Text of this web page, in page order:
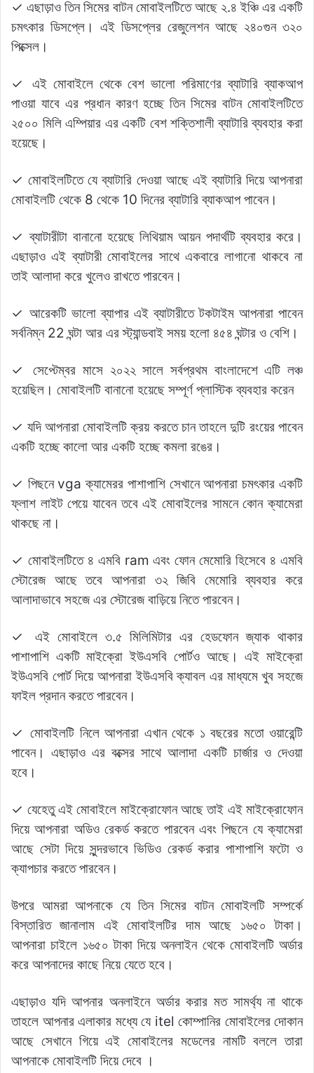
✓ এছাড়াও তিন সিমের বাটন মোবাইলটিতে আছে ২.৪ ইঞ্চি এর একটি
চমৎকার ডিসপ্লে। এই ডিসপ্লের রেজুলেশন আছে ২৪০গুন ৩২০
পিক্সেল।
✓ এই মোবাইলে থেকে বেশ ভালো পরিমাণের ব্যাটারি ব্যাকআপ
পাওয়া যাবে এর প্রধান কারণ হচ্ছে তিন সিমের বাটন মোবাইলটিতে
২৫০০ মিলি এম্পিয়ার এর একটি বেশ শক্তিশালী ব্যাটারি ব্যবহার করা
হয়েছে।
✓ মোবাইলটিতে যে ব্যাটারি দেওয়া আছে এই ব্যাটারি দিয়ে আপনারা
মোবাইলটি থেকে 8 থেকে 10 দিনের ব্যাটারি ব্যাকআপ পাবেন।
✓ ব্যাটারীটা বানানো হয়েছে লিথিয়াম আয়ন পদার্থটি ব্যবহার করে।
এছাড়াও এই ব্যাটারী মোবাইলের সাথে একবারে লাগানো থাকবে না
তাই আলাদা করে খুলেও রাখতে পারবেন।
✓ আরেকটি ভালো ব্যাপার এই ব্যাটারীতে টকটাইম আপনারা পাবেন
সর্বনিম্ন 22 ঘন্টা আর এর স্ট্যান্ডবাই সময় হলো ৪৫৪ ঘন্টার ও বেশি।
✓ সেপ্টেম্বর মাসে ২০২২ সালে সর্বপ্রথম বাংলাদেশে এটি লঞ্চ
হয়েছিল। মোবাইলটি বানানো হয়েছে সম্পূর্ণ প্লাস্টিক ব্যবহার করেন
✓ যদি আপনারা মোবাইলটি ক্রয় করতে চান তাহলে দুটি রংয়ের পাবেন
একটি হচ্ছে কালো আর একটি হচ্ছে কমলা রঙের।
✓ পিছনে vga ক্যামেরর পাশাপাশি সেখানে আপনারা চমৎকার একটি
ফ্লাশ লাইট পেয়ে যাবেন তবে এই মোবাইলের সামনে কোন ক্যামেরা
থাকছে না।
✓ মোবাইলটিতে ৪ এমবি ram এবং ফোন মেমোরি হিসেবে ৪ এমবি
স্টোরেজ আছে তবে আপনারা ৩২ জিবি মেমোরি ব্যবহার করে
আলাদাভাবে সহজে এর স্টোরেজ বাড়িয়ে নিতে পারবেন।
✓ এই মোবাইলে ৩.৫ মিলিমিটার এর হেডফোন জ্যাক থাকার
পাশাপাশি একটি মাইক্রো ইউএসবি পোর্টও আছে। এই মাইক্রো
ইউএসবি পোর্ট দিয়ে আপনারা ইউএসবি ক্যাবল এর মাধ্যমে খুব সহজে
ফাইল প্রদান করতে পারবেন।
✓ মোবাইলটি নিলে আপনারা এখান থেকে ১ বছরের মতো ওয়ারেন্টি
পাবেন। এছাড়াও এর বক্সের সাথে আলাদা একটি চার্জার ও দেওয়া
হবে।
✓ যেহেতু এই মোবাইলে মাইক্রোফোন আছে তাই এই মাইক্রোফোন
দিয়ে আপনারা অডিও রেকর্ড করতে পারবেন এবং পিছনে যে ক্যামেরা
আছে সেটা দিয়ে সুন্দরভাবে ভিডিও রেকর্ড করার পাশাপাশি ফটো ও
ক্যাপচার করতে পারবেন।
উপরে আমরা আপনাকে যে তিন সিমের বাটন মোবাইলটি সম্পর্কে
বিস্তারিত জানালাম এই মোবাইলটির দাম আছে ১৬৫০ টাকা।
আপনারা চাইলে ১৬৫০ টাকা দিয়ে অনলাইন থেকে মোবাইলটি অর্ডার
করে আপনাদের কাছে নিয়ে যেতে হবে।
এছাড়াও যদি আপনার অনলাইনে অর্ডার করার মত সামর্থ্য না থাকে
তাহলে আপনার এলাকার মধ্যে যে itel কোম্পানির মোবাইলের দোকান
আছে সেখানে গিয়ে এই মোবাইলের মডেলের নামটি বললে তারা
আপনাকে মোবাইলটি দিয়ে দেবে ।